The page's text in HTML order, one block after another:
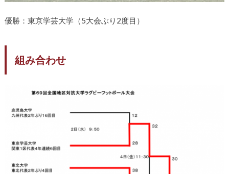
優勝：東京学芸大学（5大会ぶり2度目）
組み合わせ